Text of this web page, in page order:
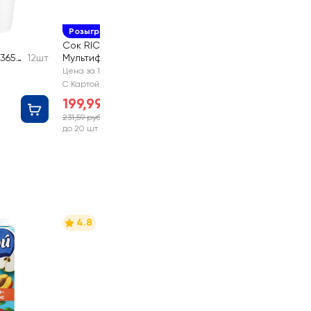
12шт
Розыгрыш призов
Сок RICH
Мультифрукт
Цена за 1 шт
С Картой №1
199,99 руб
231,59 руб
до 20 шт
4.8